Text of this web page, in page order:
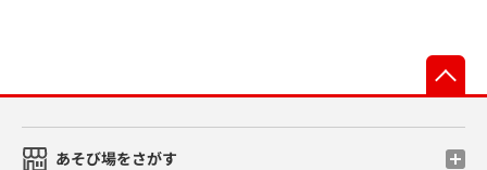
あそび場をさがす